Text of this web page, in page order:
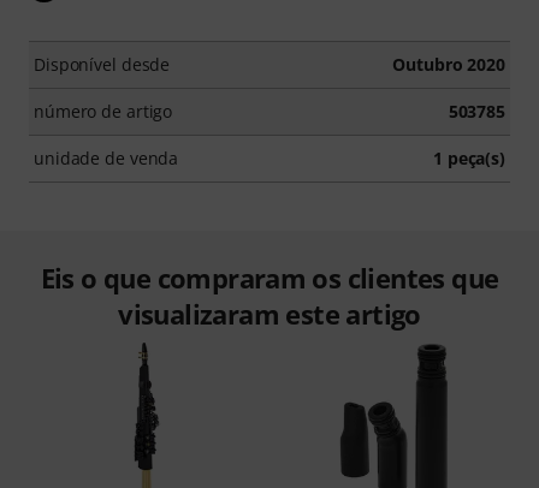
Disponível desde Outubro 2020
número de artigo 503785
unidade de venda 1 peça(s)
Eis o que compraram os clientes que
visualizaram este artigo